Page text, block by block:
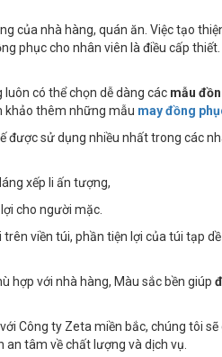
của nhà hàng, quán ăn. Việc tạo
phục cho nhân viên là điều cấp
có thể chọn dễ dàng các mẫu
khảo thêm những mẫu may đồng
được sử dụng nhiều nhất trong các
xếp li ấn tượng,
cho người mặc.
viền túi, phần tiện lợi của túi tạp
hợp với nhà hàng, Màu sắc bền giúp
Công ty Zeta miền bắc, chúng tôi
tâm về chất lượng và dịch vụ.